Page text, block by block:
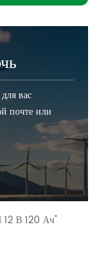
вас
почте или
12 В 120 Ач"